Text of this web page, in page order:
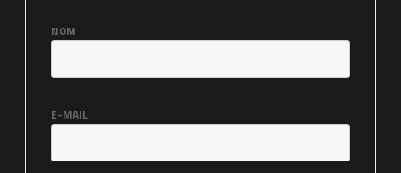
NOM
E-MAIL